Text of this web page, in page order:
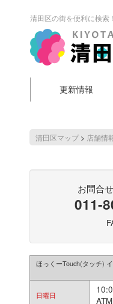
清田区の街を便利に検索
更新情報
清田区マップ> 店舗情
お問合
011-
ほっくーTouch(タッチ)
日曜日